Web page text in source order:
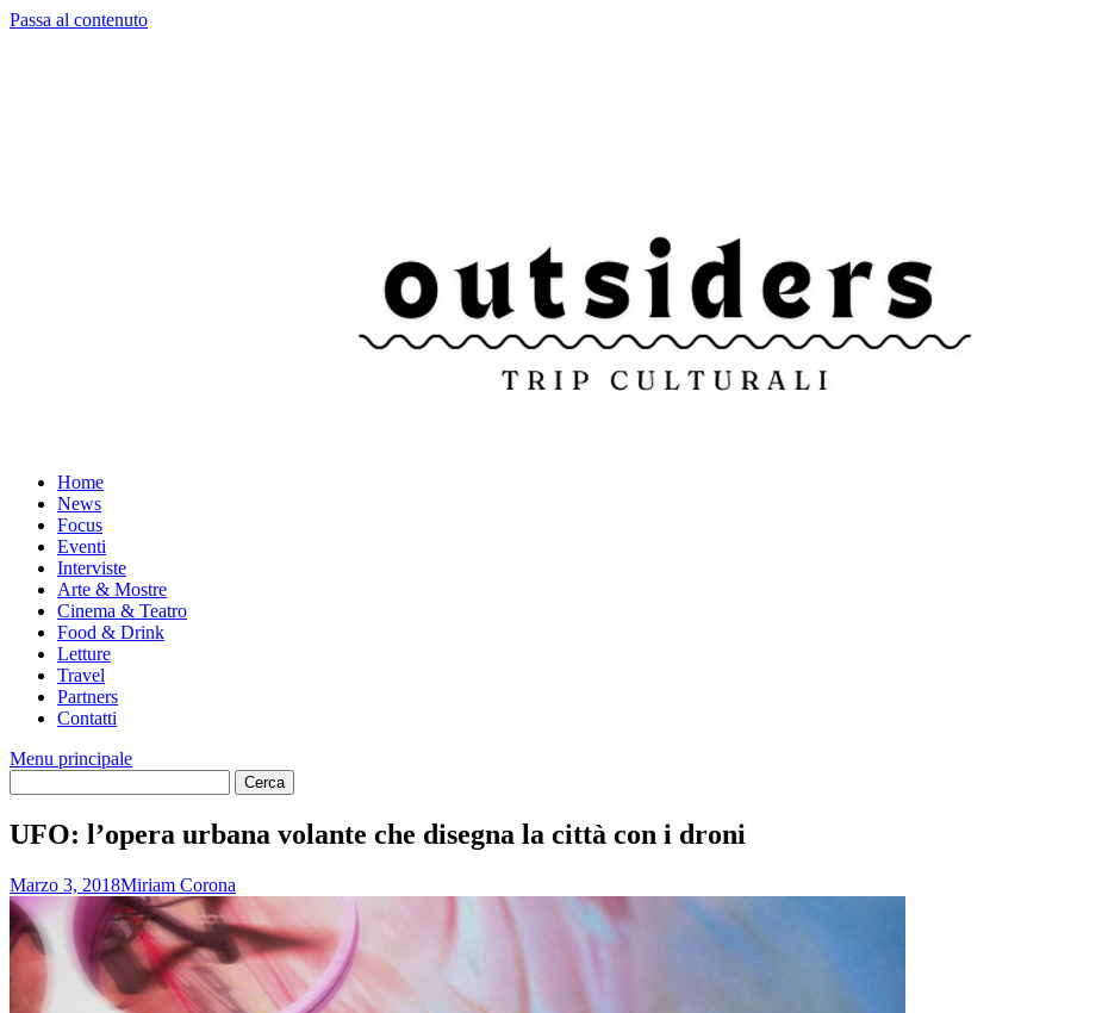
Passa al contenuto
Home
News
Focus
Eventi
Interviste
Arte & Mostre
Cinema & Teatro
Food & Drink
Letture
Travel
Partners
Contatti
Menu principale
UFO: l’opera urbana volante che disegna la città con i droni
Marzo 3, 2018Miriam Corona